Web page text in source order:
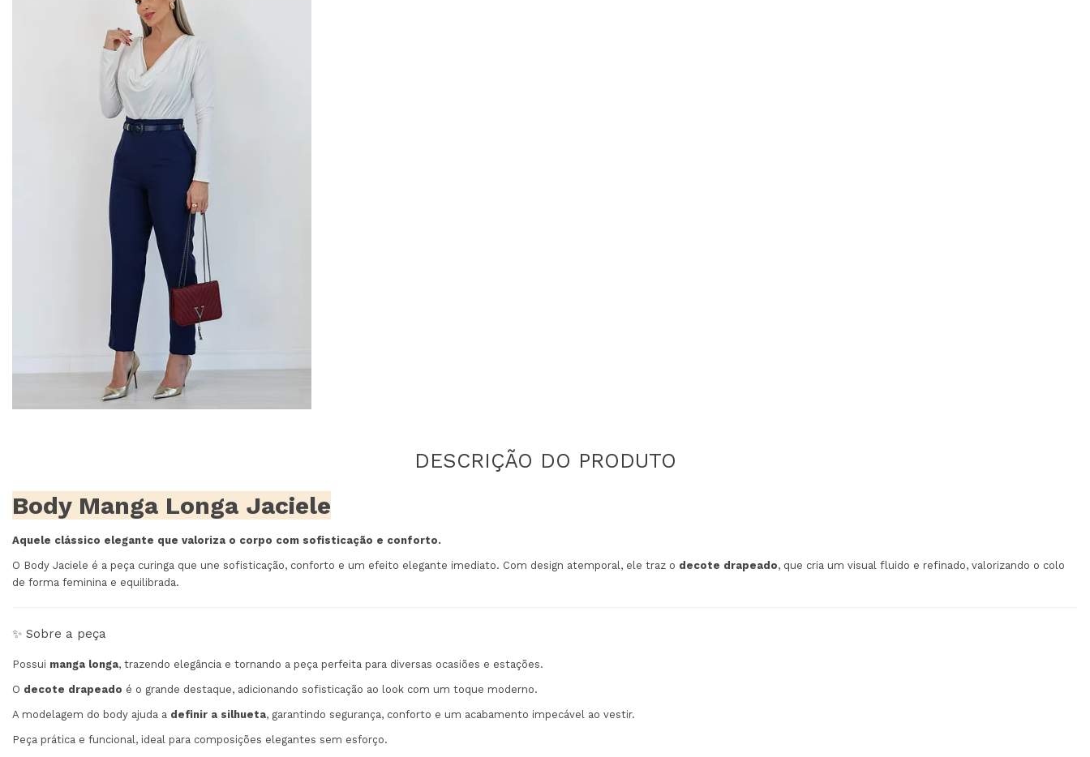
Body Manga Longa Jaciele
Aquele clássico elegante que valoriza o corpo com sofisticação e conforto.
O Body Jaciele é a peça curinga que une sofisticação, conforto e um efeito elegante imediato. Com design atemporal, ele traz o decote drapeado, que cria um visual fluido e refinado, valorizando o colo
de forma feminina e equilibrada.
✨ Sobre a peça
Possui manga longa, trazendo elegância e tornando a peça perfeita para diversas ocasiões e estações.
O decote drapeado é o grande destaque, adicionando sofisticação ao look com um toque moderno.
A modelagem do body ajuda a definir a silhueta, garantindo segurança, conforto e um acabamento impecável ao vestir.
Peça prática e funcional, ideal para composições elegantes sem esforço.